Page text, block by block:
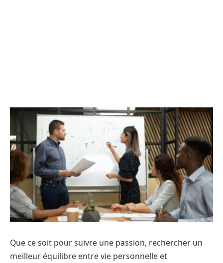
Que ce soit pour suivre une passion, rechercher un
meilleur équilibre entre vie personnelle et